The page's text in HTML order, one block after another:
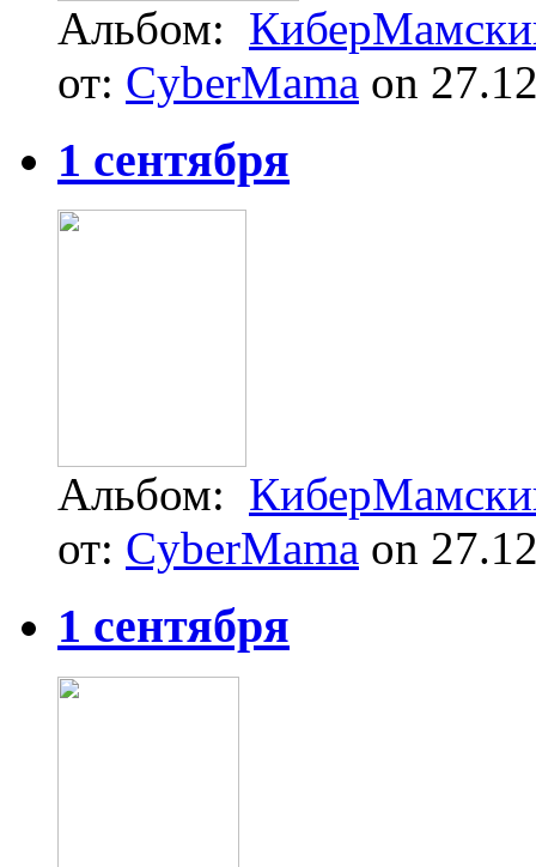
Альбом:
от: CyberMama on
1 сентября
Альбом:
от: CyberMama on
1 сентября